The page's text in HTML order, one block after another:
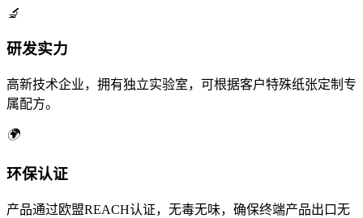
🔬
研发实力
高新技术企业，拥有独立实验室，可根据客户特殊纸张定制专
属配方。
🌍
环保认证
产品通过欧盟REACH认证，无毒无味，确保终端产品出口无